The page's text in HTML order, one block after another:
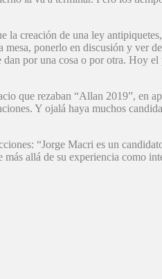
la creación de una ley
ponerlo en discusión y ver
por una cosa o por otra. Hoy el
que rezaban “Allan 2019”, en
Y ojalá haya muchos
“Jorge Macri es un
allá de su experiencia como